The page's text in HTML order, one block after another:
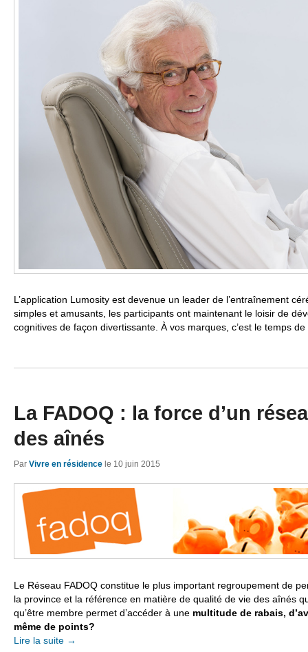
L’application Lumosity est devenue un leader de l’entraînement
simples et amusants, les participants ont maintenant le loisir de
cognitives de façon divertissante. À vos marques, c’est le temps
La FADOQ : la force d’un
des aînés
Par Vivre en résidence le 10 juin 2015
Le Réseau FADOQ constitue le plus important regroupement de
la province et la référence en matière de qualité de vie des aînés
qu’être membre permet d’accéder à une multitude de rabais,
même de points?
Lire la suite →